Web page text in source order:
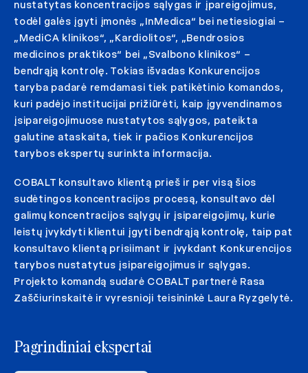
nustatytas koncentracijos sąlygas ir įpareigojimus,
todėl galės įgyti įmonės „InMedica“ bei netiesiogiai –
„MediCA klinikos“, „Kardiolitos“, „Bendrosios
medicinos praktikos“ bei „Svalbono klinikos“ –
bendrąją kontrolę. Tokias išvadas Konkurencijos
taryba padarė remdamasi tiek patikėtinio komandos,
kuri padėjo institucijai prižiūrėti, kaip įgyvendinamos
įsipareigojimuose nustatytos sąlygos, pateikta
galutine ataskaita, tiek ir pačios Konkurencijos
tarybos ekspertų surinkta informacija.
COBALT konsultavo klientą prieš ir per visą šios
sudėtingos koncentracijos procesą, konsultavo dėl
galimų koncentracijos sąlygų ir įsipareigojimų, kurie
leistų įvykdyti klientui įgyti bendrąją kontrolę, taip pat
konsultavo klientą prisiimant ir įvykdant Konkurencijos
tarybos nustatytus įsipareigojimus ir sąlygas.
Projekto komandą sudarė COBALT partnerė Rasa
Zaščiurinskaitė ir vyresnioji teisininkė Laura Ryzgelytė.
Pagrindiniai ekspertai